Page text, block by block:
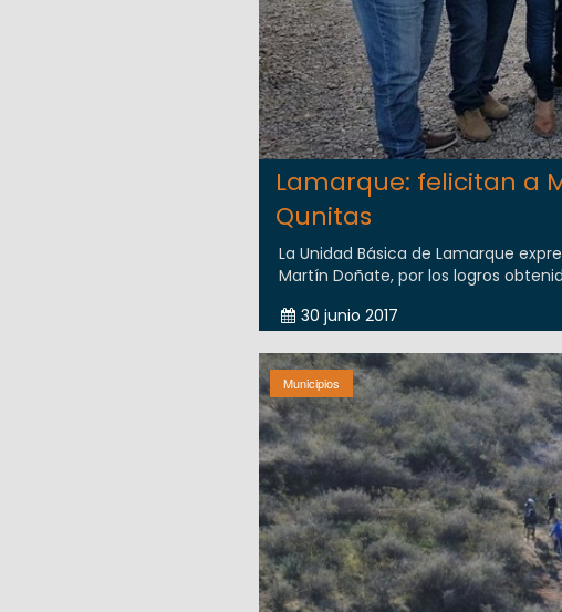
Lamarque: felicitan a
Qunitas
La Unidad Básica de Lamarque
Martín Doñate, por los logros
30 junio 2017
Municipios